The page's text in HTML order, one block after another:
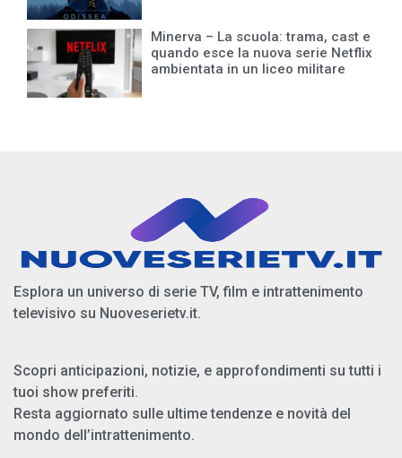
Minerva – La scuola: trama, cast e
quando esce la nuova serie Netflix
ambientata in un liceo militare
Esplora un universo di serie TV, film e intrattenimento
televisivo su Nuoveserietv.it.
Scopri anticipazioni, notizie, e approfondimenti su tutti i
tuoi show preferiti.
Resta aggiornato sulle ultime tendenze e novità del
mondo dell’intrattenimento.